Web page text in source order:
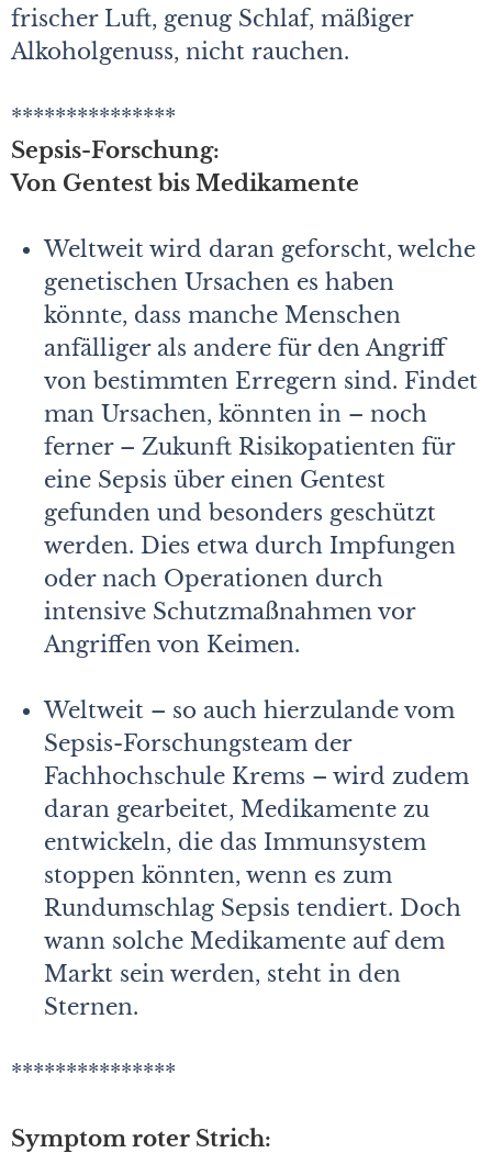
frischer Luft, genug Schlaf, mäßiger
Alkoholgenuss, nicht rauchen.
***************
Sepsis-Forschung:
Von Gentest bis Medikamente
Weltweit wird daran geforscht, welche
genetischen Ursachen es haben
könnte, dass manche Menschen
anfälliger als andere für den Angriff
von bestimmten Erregern sind. Findet
man Ursachen, könnten in – noch
ferner – Zukunft Risikopatienten für
eine Sepsis über einen Gentest
gefunden und besonders geschützt
werden. Dies etwa durch Impfungen
oder nach Operationen durch
intensive Schutzmaßnahmen vor
Angriffen von Keimen.
Weltweit – so auch hierzulande vom
Sepsis-Forschungsteam der
Fachhochschule Krems – wird zudem
daran gearbeitet, Medikamente zu
entwickeln, die das Immunsystem
stoppen könnten, wenn es zum
Rundumschlag Sepsis tendiert. Doch
wann solche Medikamente auf dem
Markt sein werden, steht in den
Sternen.
***************
Symptom roter Strich: